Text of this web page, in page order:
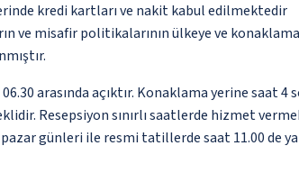
kredi kartları ve nakit kabul edilmektedir
ve misafir politikalarının ülkeye ve
arasında açıktır. Konaklama yerine
Resepsiyon sınırlı saatlerde hizmet
günleri ile resmi tatillerde saat 11.00 de